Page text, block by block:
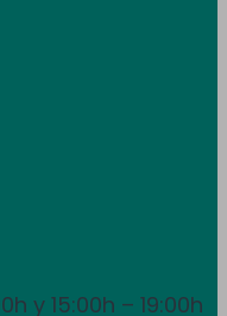
y 15:00h – 19:00h